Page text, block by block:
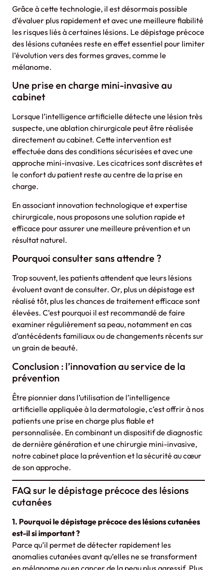
Grâce à cette technologie, il est désormais possible
d’évaluer plus rapidement et avec une meilleure fiabilité
les risques liés à certaines lésions. Le dépistage précoce
des lésions cutanées reste en effet essentiel pour limiter
l’évolution vers des formes graves, comme le
mélanome.
Une prise en charge mini-invasive au
cabinet
Lorsque l’intelligence artificielle détecte une lésion très
suspecte, une ablation chirurgicale peut être réalisée
directement au cabinet. Cette intervention est
effectuée dans des conditions sécurisées et avec une
approche mini-invasive. Les cicatrices sont discrètes et
le confort du patient reste au centre de la prise en
charge.
En associant innovation technologique et expertise
chirurgicale, nous proposons une solution rapide et
efficace pour assurer une meilleure prévention et un
résultat naturel.
Pourquoi consulter sans attendre ?
Trop souvent, les patients attendent que leurs lésions
évoluent avant de consulter. Or, plus un dépistage est
réalisé tôt, plus les chances de traitement efficace sont
élevées. C’est pourquoi il est recommandé de faire
examiner régulièrement sa peau, notamment en cas
d’antécédents familiaux ou de changements récents sur
un grain de beauté.
Conclusion : l’innovation au service de la
prévention
Être pionnier dans l’utilisation de l’intelligence
artificielle appliquée à la dermatologie, c’est offrir à nos
patients une prise en charge plus fiable et
personnalisée. En combinant un dispositif de diagnostic
de dernière génération et une chirurgie mini-invasive,
notre cabinet place la prévention et la sécurité au cœur
de son approche.
FAQ sur le dépistage précoce des lésions
cutanées
1. Pourquoi le dépistage précoce des lésions cutanées
est-il si important ?
Parce qu’il permet de détecter rapidement les
anomalies cutanées avant qu’elles ne se transforment